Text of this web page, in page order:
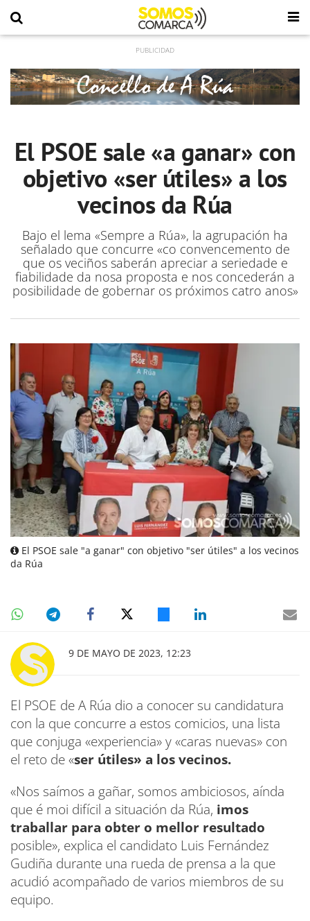
El PSOE sale «a ganar» con
objetivo «ser útiles» a los
vecinos da Rúa
Bajo el lema «Sempre a Rúa», la agrupación ha
señalado que concurre «co convencemento de
que os veciños saberán apreciar a seriedade e
fiabilidade da nosa proposta e nos concederán a
posibilidade de gobernar os próximos catro anos»
El PSOE sale "a ganar" con objetivo "ser útiles" a los vecinos
da Rúa
9 DE MAYO DE 2023, 12:23
El PSOE de A Rúa dio a conocer su candidatura
con la que concurre a estos comicios, una lista
que conjuga «experiencia» y «caras nuevas» con
el reto de «ser útiles» a los vecinos.
«Nos saímos a gañar, somos ambiciosos, aínda
que é moi difícil a situación da Rúa, imos
traballar para obter o mellor resultado
posible», explica el candidato Luis Fernández
Gudiña durante una rueda de prensa a la que
acudió acompañado de varios miembros de su
equipo.